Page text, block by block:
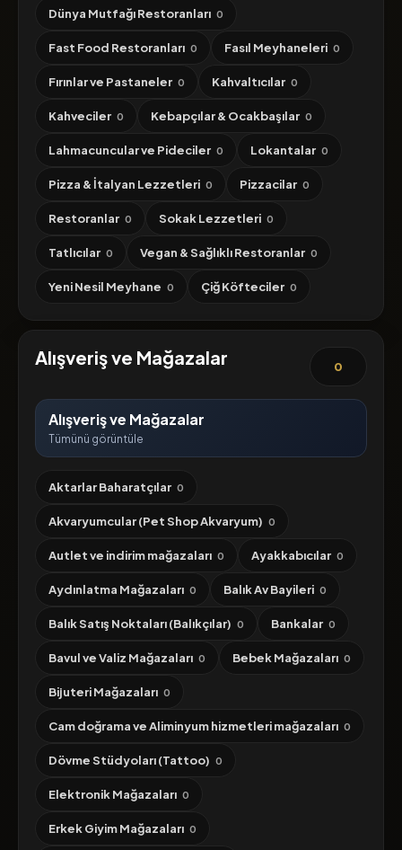
Dünya Mutfağı Restoranları 0
Fast Food Restoranları 0 Fasıl Meyhaneleri 0
Fırınlar ve Pastaneler 0 Kahvaltıcılar 0
Kahveciler 0 Kebapçılar & Ocakbaşılar 0
Lahmacuncular ve Pideciler 0 Lokantalar 0
Pizza & İtalyan Lezzetleri 0 Pizzacilar 0
Restoranlar 0 Sokak Lezzetleri 0
Tatlıcılar 0 Vegan & Sağlıklı Restoranlar 0
Yeni Nesil Meyhane 0 Çiğ Köfteciler 0
Alışveriş ve Mağazalar 0
Alışveriş ve Mağazalar
Tümünü görüntüle
Aktarlar Baharatçılar 0
Akvaryumcular (Pet Shop Akvaryum) 0
Autlet ve indirim mağazaları 0 Ayakkabıcılar 0
Aydınlatma Mağazaları 0 Balık Av Bayileri 0
Balık Satış Noktaları (Balıkçılar) 0 Bankalar 0
Bavul ve Valiz Mağazaları 0 Bebek Mağazaları 0
Bijuteri Mağazaları 0
Cam doğrama ve Aliminyum hizmetleri mağazaları 0
Dövme Stüdyoları (Tattoo) 0
Elektronik Mağazaları 0
Erkek Giyim Mağazaları 0